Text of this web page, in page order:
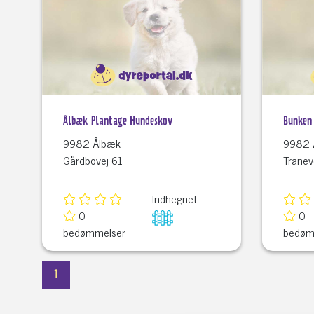
Ålbæk Plantage Hundeskov
9982 Ålbæk
Gårdbovej 61
0
bedømmelser
Indhegnet
9982
0